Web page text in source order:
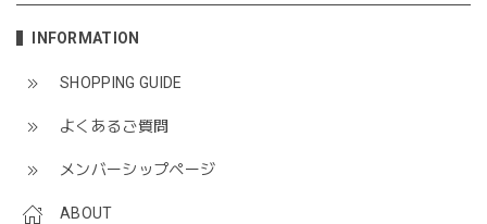
INFORMATION
SHOPPING GUIDE
よくあるご質問
メンバーシップページ
ABOUT